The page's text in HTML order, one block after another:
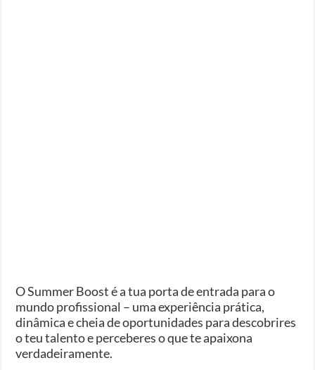
O Summer Boost é a tua porta de entrada para o
mundo profissional – uma experiência prática,
dinâmica e cheia de oportunidades para descobrires
o teu talento e perceberes o que te apaixona
verdadeiramente.